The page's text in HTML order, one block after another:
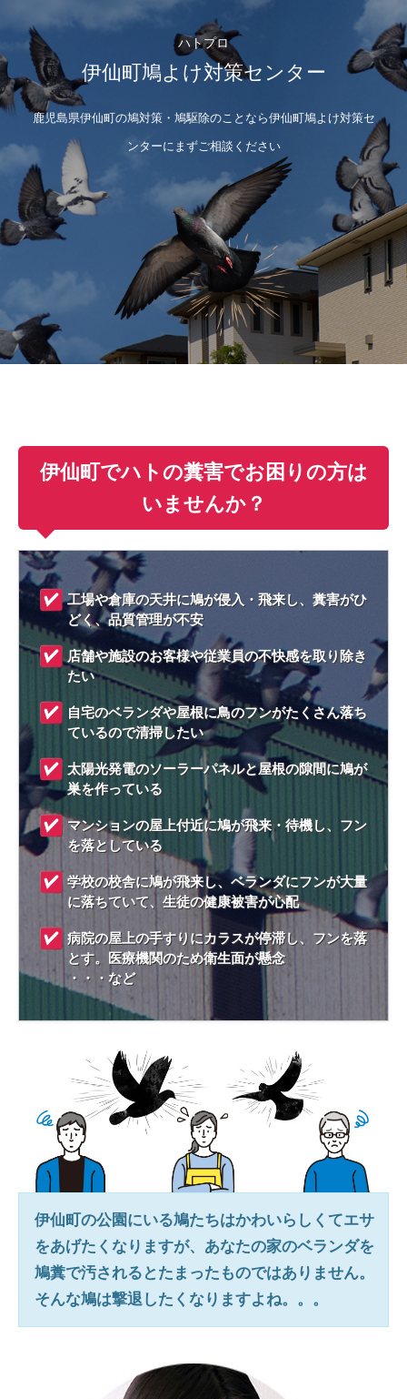
ハトプロ
伊仙町鳩よけ対策センター
鹿児島県伊仙町の鳩対策・鳩駆除のことなら伊仙町鳩よけ対策セ
ンターにまずご相談ください
伊仙町でハトの糞害でお困りの方は
いませんか？
工場や倉庫の天井に鳩が侵入・飛来し、糞害がひ
どく、品質管理が不安
店舗や施設のお客様や従業員の不快感を取り除き
たい
自宅のベランダや屋根に鳥のフンがたくさん落ち
ているので清掃したい
太陽光発電のソーラーパネルと屋根の隙間に鳩が
巣を作っている
マンションの屋上付近に鳩が飛来・待機し、フン
を落としている
学校の校舎に鳩が飛来し、ベランダにフンが大量
に落ちていて、生徒の健康被害が心配
病院の屋上の手すりにカラスが停滞し、フンを落
とす。医療機関のため衛生面が懸念
・・・など
伊仙町の公園にいる鳩たちはかわいらしくてエサ
をあげたくなりますが、あなたの家のベランダを
鳩糞で汚されるとたまったものではありません。
そんな鳩は撃退したくなりますよね。。。